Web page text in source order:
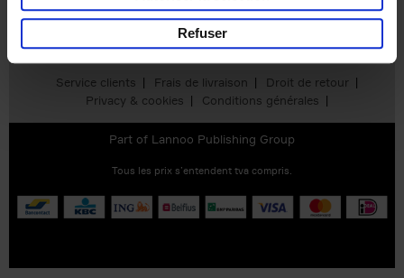
Refuser
Service clients Frais de livraison
Droit de retour
Privacy & cookies
Conditions générales
Part of Lannoo Publishing Group
Tous les prix s’entendent tva compris.